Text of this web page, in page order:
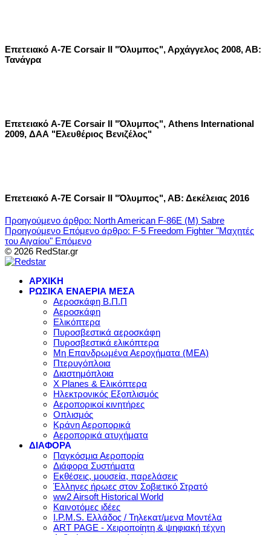
Επετειακό A-7E Corsair II "Όλυμπος", Αρχάγγελος 2008, ΑΒ:
Τανάγρα
Επετειακό A-7E Corsair II "Όλυμπος", Athens International
2009, ΔΑΑ "Ελευθέριος Βενιζέλος"
Επετειακό A-7E Corsair II "Όλυμπος", ΑΒ: Δεκέλειας 2016
Προηγούμενο άρθρο: North American F-86E (M) Sabre
Προηγούμενο Επόμενο άρθρο: F-5 Freedom Fighter "Μαχητές
του Αιγαίου" Επόμενο
© 2026 RedStar.gr
ΑΡΧΙΚΗ
ΡΩΣΙΚΑ ΕΝΑΕΡΙΑ ΜΕΣΑ
Αεροσκάφη Β.Π.Π
Αεροσκάφη
Ελικόπτερα
Πυροσβεστικά αεροσκάφη
Πυροσβεστικά ελικόπτερα
Μη Επανδρωμένα Αεροχήματα (ΜΕΑ)
Πτερυγόπλοια
Διαστημόπλοια
X Planes & Ελικόπτερα
Ηλεκτρονικός Εξοπλισμός
Αεροπορικοί κινητήρες
Οπλισμός
Κράνη Αεροπορικά
Αεροπορικά ατυχήματα
ΔΙΑΦΟΡΑ
Παγκόσμια Αεροπορία
Διάφορα Συστήματα
Εκθέσεις, μουσεία, παρελάσεις
Έλληνες ήρωες στον Σοβιετικό Στρατό
ww2 Airsoft Historical World
Καινοτόμες ιδέες
I.P.M.S. Ελλάδος / Τηλεκατ/μενα Μοντέλα
ART PAGE - Χειροποίητη & ψηφιακή τέχνη